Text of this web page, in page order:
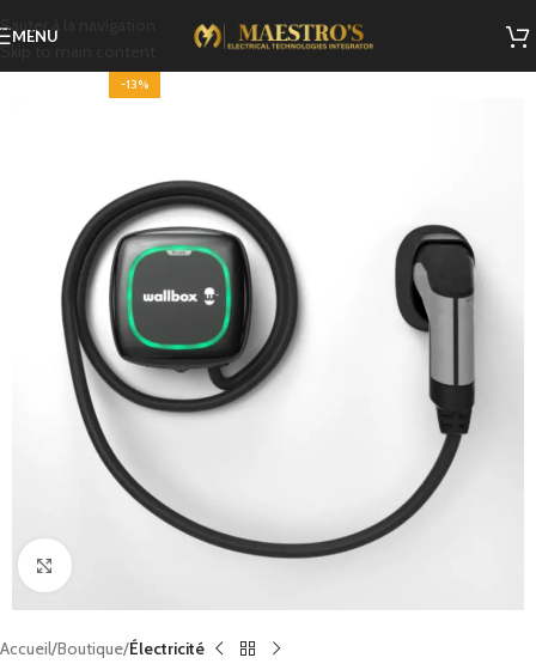
Sauter à la navigation
Skip to main content
MENU
-13%
Cliquez pour agrandir
Accueil Boutique Électricité